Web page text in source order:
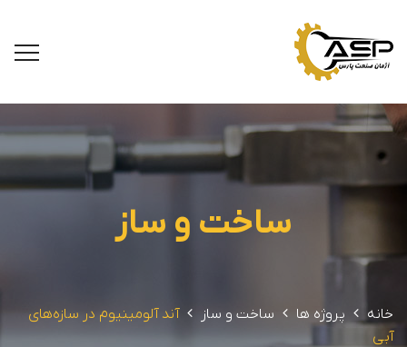
ساخت و ساز
خانه پروژه ها ساخت و ساز
آند آلومینیوم در سازه‌های
آبی